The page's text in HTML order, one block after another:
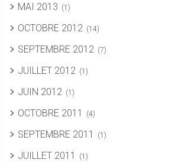
MAI 2013 (1)
OCTOBRE 2012 (14)
SEPTEMBRE 2012 (7)
JUILLET 2012 (1)
JUIN 2012 (1)
OCTOBRE 2011 (4)
SEPTEMBRE 2011 (1)
JUILLET 2011 (1)